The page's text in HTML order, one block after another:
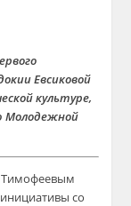
Евсиковой
культуре,
Молодежной
Тимофеевым
со